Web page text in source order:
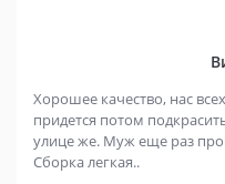
Хорошее качество, нас
придется потом
улице же. Муж еще раз
Сборка легкая..